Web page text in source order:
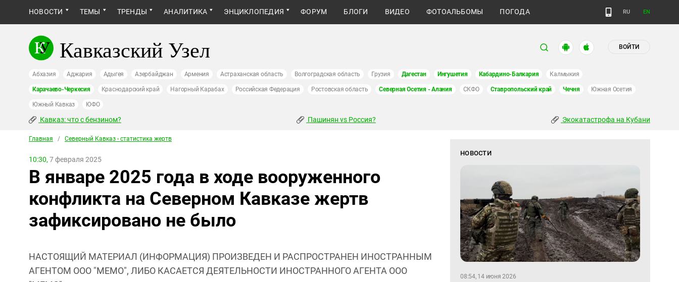
НОВОСТИ ТЕМЫ ТРЕНДЫ АНАЛИТИКА ЭНЦИКЛОПЕДИЯ ФОРУМ БЛОГИ ВИДЕО ФОТОАЛЬБОМЫ ПОГОДА RU EN
Кавказский Узел ВОЙТИ
Абхазия Аджария Адыгея Азербайджан Армения Астраханская область Волгоградская область Грузия Дагестан Ингушетия Кабардино-Балкария Калмыкия
Карачаево-Черкесия Краснодарский край Нагорный Карабах Российская Федерация Ростовская область Северная Осетия - Алания СКФО Ставропольский край Чечня Южная Осетия
Южный Кавказ ЮФО
Кавказ: что с бензином? Пашинян vs Россия? Экокатастрофа на Кубани
Главная / Северный Кавказ - статистика жертв
10:30, 7 февраля 2025
В январе 2025 года в ходе вооруженного
конфликта на Северном Кавказе жертв
зафиксировано не было
НАСТОЯЩИЙ МАТЕРИАЛ (ИНФОРМАЦИЯ) ПРОИЗВЕДЕН И РАСПРОСТРАНЕН ИНОСТРАННЫМ
АГЕНТОМ ООО "МЕМО", ЛИБО КАСАЕТСЯ ДЕЯТЕЛЬНОСТИ ИНОСТРАННОГО АГЕНТА ООО
НОВОСТИ
08:54, 14 июня 2026